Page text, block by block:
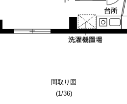
周辺写真
(1 /36)
間取り図
(1 /36)
建物外観
(1 /36)
建物外観
(1 /36)
居室・リビング
(1 /36)
居室・リビング
(1 /36)
居室・リビング
(1 /36)
居室・リビング
(1 /36)
キッチン
(1 /36)
キッチン
(1 /36)
バス
(1 /36)
バス
(1 /36)
トイレ
(1 /36)
トイレ
(1 /36)
収納
(1 /36)
収納
(1 /36)
その他部屋スペース
(1 /36)
その他部屋スペース
(1 /36)
洗面所写真
(1 /36)
バルコニー
(1 /36)
バルコニー
(1 /36)
玄関
(1 /36)
玄関
(1 /36)
その他設備
(1 /36)
その他設備
(1 /36)
その他設備
(1 /36)
エントランス
(1 /36)
エントランス
(1 /36)
その他共用部分
(1 /36)
その他共用部分
(1 /36)
その他共用部分
(1 /36)
その他共用部分
(1 /36)
その他共用部分
(1 /36)
駐車場
(1 /36)
駐車場
(1 /36)
その他
(1 /36)
周辺写真
(1 /36)
間取り図
(1 /36)